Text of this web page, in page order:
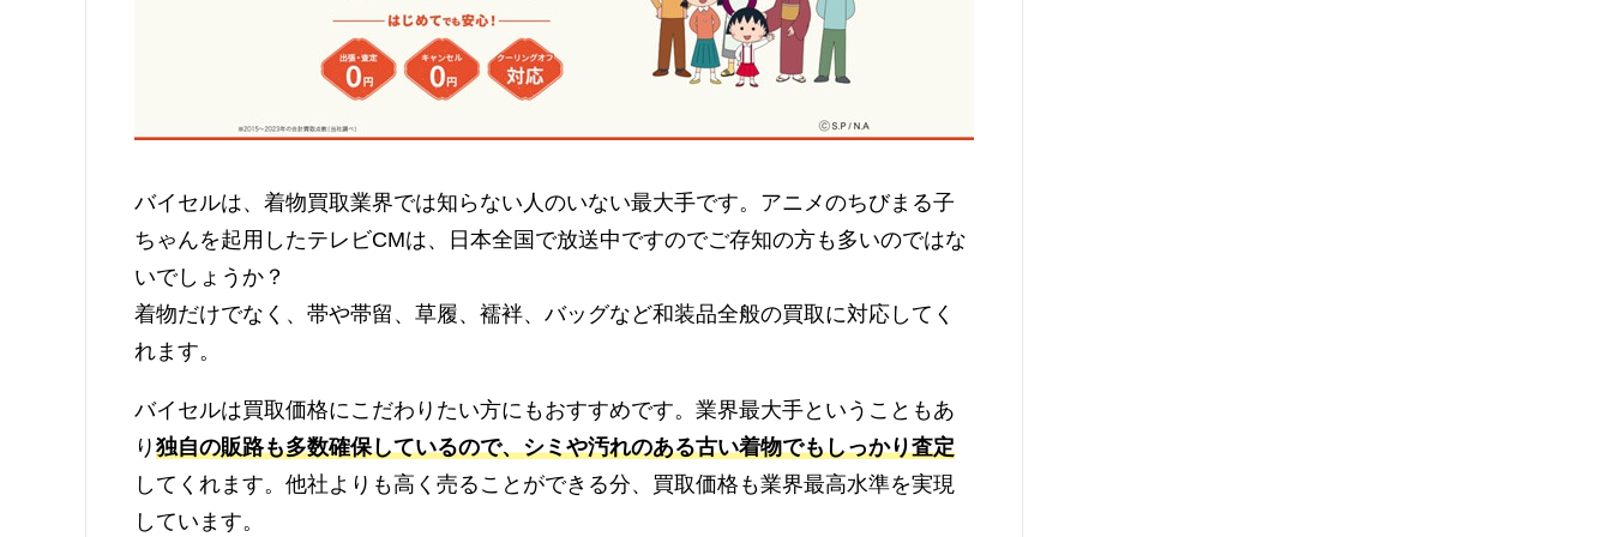
バイセルは、着物買取業界では知らない人のいない最大手です。アニメのちびまる子
ちゃんを起用したテレビCMは、日本全国で放送中ですのでご存知の方も多いのではな
いでしょうか？
着物だけでなく、帯や帯留、草履、襦袢、バッグなど和装品全般の買取に対応してく
れます。
バイセルは買取価格にこだわりたい方にもおすすめです。業界最大手ということもあ
り 独自の販路も多数確保しているので、シミや汚れのある古い着物でもしっかり査定
してくれます。他社よりも高く売ることができる分、買取価格も業界最高水準を実現
しています。